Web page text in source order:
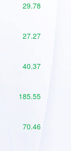
29.78
27.27
40.37
185.55
70.46